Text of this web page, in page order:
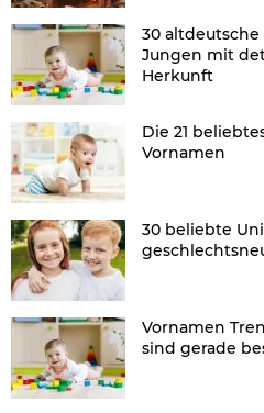
30
Jungen mit
Herkunft
Die 21
Vornamen
30 beliebte
Vornamen
sind gerade